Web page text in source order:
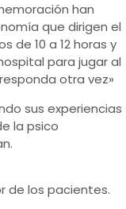
han
que dirigen el
de 10 a 12 horas y
para jugar al
otra vez»
sus experiencias
la psico
de los pacientes.